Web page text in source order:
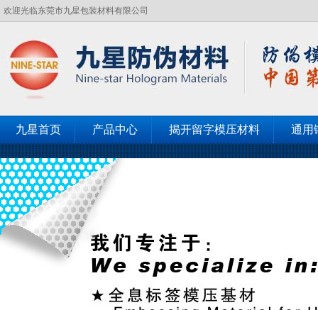
欢迎光临东莞市九星包装材料有限公司
九星首页 产品中心 揭开留字模压材料 通用
客户见证 联系九星